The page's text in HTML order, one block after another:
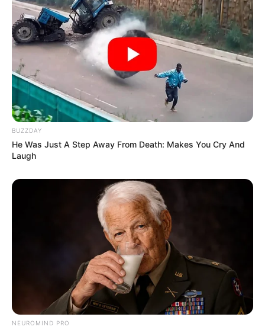
BUZZDAY
He Was Just A Step Away From Death: Makes You Cry And
Laugh
NEUROMIND PRO